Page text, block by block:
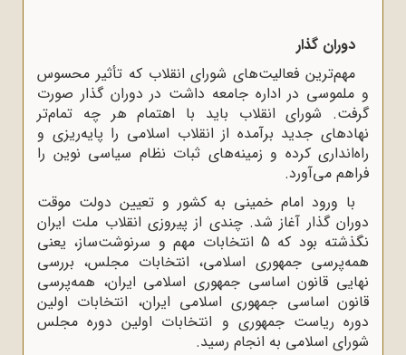
دوران گذار
مهم‌ترین فعالیت‌های شورای انقلاب که تأثیر محسوس
و ملموسی در اداره جامعه داشت در دوران گذار صورت
گرفت. شورای انقلاب باید با اهتمام هر چه تمام‌تر
نهادهای جدید برآمده از انقلاب اسلامی را پایه‌ریزی و
راه‌انداری کرده و زمینه‌های ثبات نظام سیاسی نوین را
فراهم می‌آورد.
با ورود امام خمینی به کشور و تعیین دولت موقت
دوران گذار آغاز شد. چندى از پیروزى انقلاب ملت ایران
نگذشته بود که 5 انتخابات مهم و سرنوشت‌ساز، یعنى
همه‌پرسى جمهورى اسلامى، انتخابات مجلس، بررسى
نهایى قانون اساسى جمهورى اسلامى ایران، همه‌پرسى
قانون اساسى جمهورى اسلامى ایران، انتخابات اولین
دوره‌ ریاست جمهورى و انتخابات اولین دوره مجلس
شوراى اسلامى به انجام رسید.